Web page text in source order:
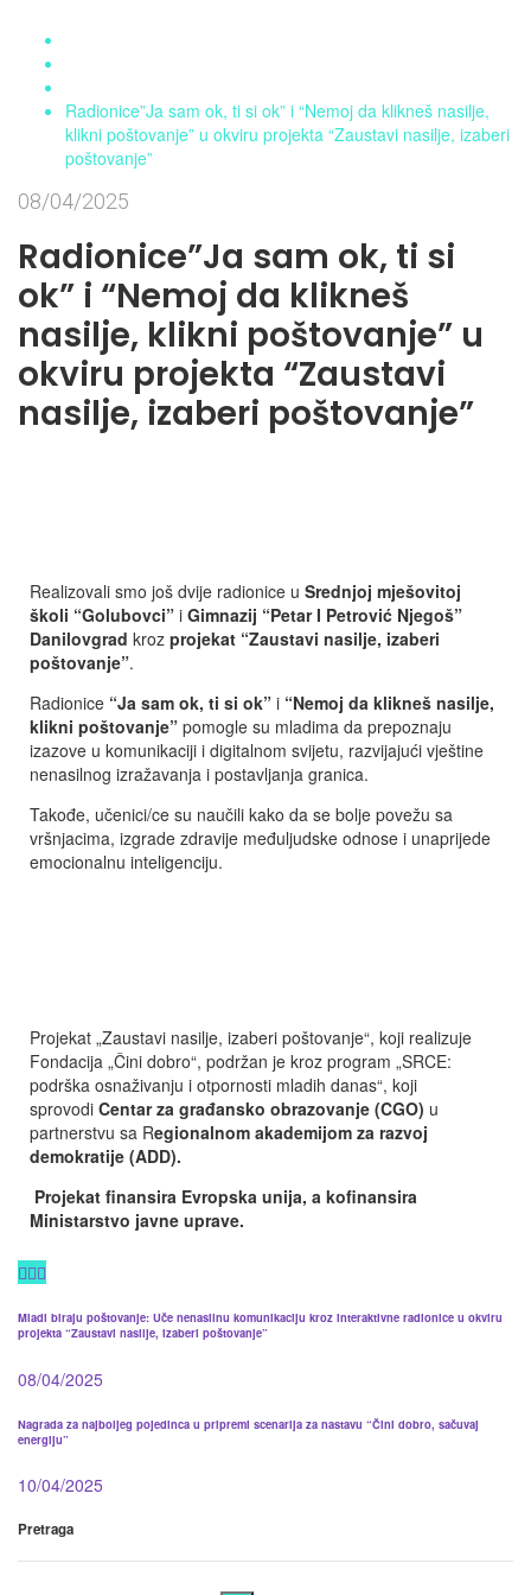
Radionice”Ja sam ok, ti si ok” i “Nemoj da klikneš nasilje,
klikni poštovanje” u okviru projekta “Zaustavi nasilje, izaberi
poštovanje”
08/04/2025
Radionice”Ja sam ok, ti si
ok” i “Nemoj da klikneš
nasilje, klikni poštovanje” u
okviru projekta “Zaustavi
nasilje, izaberi poštovanje”
Realizovali smo još dvije radionice u Srednjoj mješovitoj
školi “Golubovci” i Gimnazij “Petar I Petrović Njegoš”
Danilovgrad kroz projekat “Zaustavi nasilje, izaberi
poštovanje”.
Radionice “Ja sam ok, ti si ok” i “Nemoj da klikneš nasilje,
klikni poštovanje” pomogle su mladima da prepoznaju
izazove u komunikaciji i digitalnom svijetu, razvijajući vještine
nenasilnog izražavanja i postavljanja granica.
Takođe, učenici/ce su naučili kako da se bolje povežu sa
vršnjacima, izgrade zdravije međuljudske odnose i unaprijede
emocionalnu inteligenciju.
Projekat „Zaustavi nasilje, izaberi poštovanje“, koji realizuje
Fondacija „Čini dobro“, podržan je kroz program „SRCE:
podrška osnaživanju i otpornosti mladih danas“, koji
sprovodi Centar za građansko obrazovanje (CGO) u
partnerstvu sa Regionalnom akademijom za razvoj
demokratije (ADD).
Projekat finansira Evropska unija, a kofinansira
Ministarstvo javne uprave.
Mladi biraju poštovanje: Uče nenasilnu komunikaciju kroz interaktivne radionice u okviru
projekta “Zaustavi nasilje, izaberi poštovanje”
08/04/2025
Nagrada za najboljeg pojedinca u pripremi scenarija za nastavu “Čini dobro, sačuvaj
energiju”
10/04/2025
Pretraga